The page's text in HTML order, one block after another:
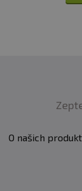
O našich